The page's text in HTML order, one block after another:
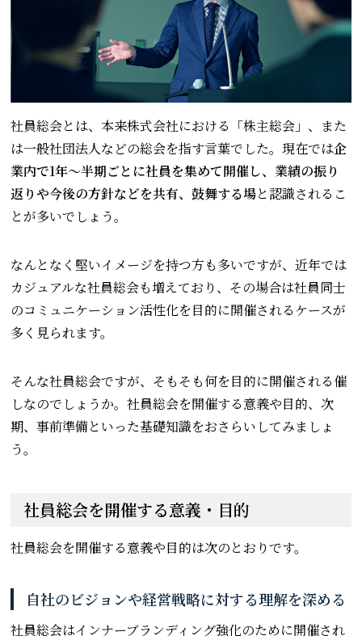
社員総会とは、本来株式会社における「株主総会」、また
は一般社団法人などの総会を指す言葉でした。現在では企
業内で1年～半期ごとに社員を集めて開催し、業績の振り
返りや今後の方針などを共有、鼓舞する場と認識されるこ
とが多いでしょう。
なんとなく堅いイメージを持つ方も多いですが、近年では
カジュアルな社員総会も増えており、その場合は社員同士
のコミュニケーション活性化を目的に開催されるケースが
多く見られます。
そんな社員総会ですが、そもそも何を目的に開催される催
しなのでしょうか。社員総会を開催する意義や目的、次
期、事前準備といった基礎知識をおさらいしてみましょ
う。
社員総会を開催する意義・目的
社員総会を開催する意義や目的は次のとおりです。
自社のビジョンや経営戦略に対する理解を深める
社員総会はインナーブランディング強化のために開催され